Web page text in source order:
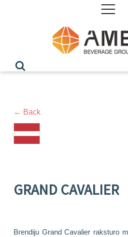
← Back
GRAND CAVALIER
Brendiju Grand Cavalier raksturo